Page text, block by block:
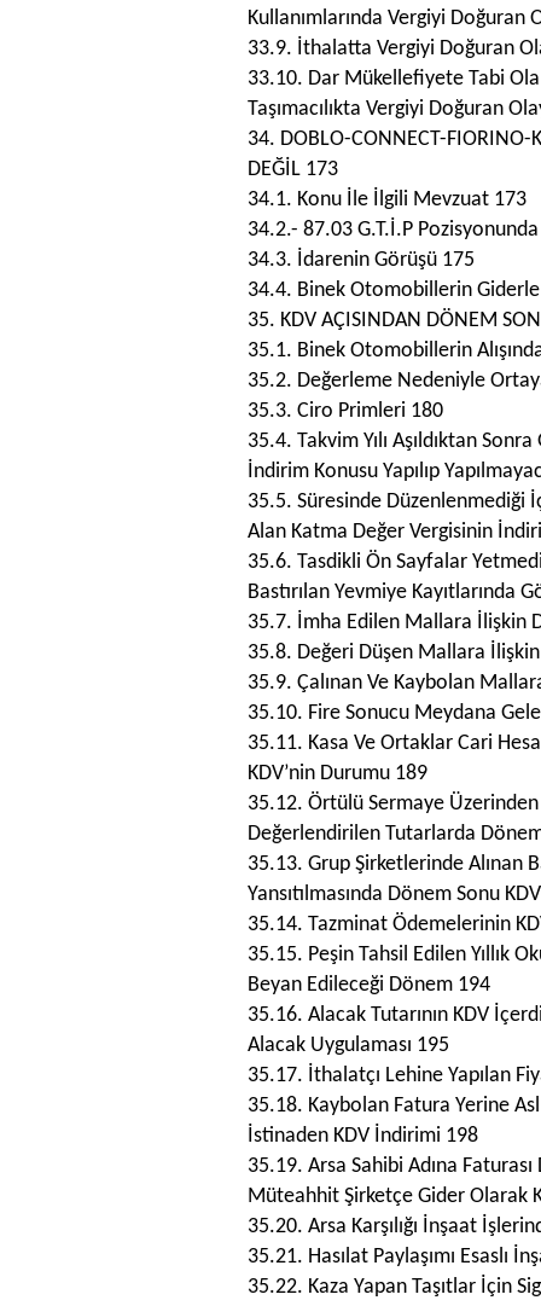
Kullanımlarında Vergiyi Doğuran
33.9. İthalatta Vergiyi Doğuran
33.10. Dar Mükellefiyete Tabi
Taşımacılıkta Vergiyi Doğuran
34. DOBLO-CONNECT-FIORINO-
DEĞİL 173
34.1. Konu İle İlgili Mevzuat 173
34.2.- 87.03 G.T.İ.P
34.3. İdarenin Görüşü 175
34.4. Binek Otomobillerin
35. KDV AÇISINDAN DÖNEM
35.1. Binek Otomobillerin
35.2. Değerleme Nedeniyle
35.3. Ciro Primleri 180
35.4. Takvim Yılı Aşıldıktan
İndirim Konusu Yapılıp
35.5. Süresinde Düzenlenmediği
Alan Katma Değer Vergisinin
35.6. Tasdikli Ön Sayfalar
Bastırılan Yevmiye Kayıtlarında
35.7. İmha Edilen Mallara İlişkin
35.8. Değeri Düşen Mallara
35.9. Çalınan Ve Kaybolan
35.10. Fire Sonucu Meydana
35.11. Kasa Ve Ortaklar Cari
KDV’nin Durumu 189
35.12. Örtülü Sermaye Üzerinden
Değerlendirilen Tutarlarda
35.13. Grup Şirketlerinde Alınan
Yansıtılmasında Dönem Sonu
35.14. Tazminat Ödemelerinin
35.15. Peşin Tahsil Edilen Yıllık
Beyan Edileceği Dönem 194
35.16. Alacak Tutarının KDV
Alacak Uygulaması 195
35.17. İthalatçı Lehine Yapılan
35.18. Kaybolan Fatura Yerine
İstinaden KDV İndirimi 198
35.19. Arsa Sahibi Adına
Müteahhit Şirketçe Gider Olarak
35.20. Arsa Karşılığı İnşaat
35.21. Hasılat Paylaşımı Esaslı
35.22. Kaza Yapan Taşıtlar İçin